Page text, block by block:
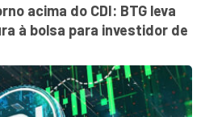
acima do CDI: BTG leva
à bolsa para investidor de